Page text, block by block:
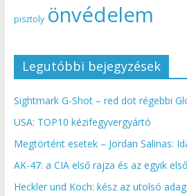
pisztoly önvédelem
Legutóbbi bejegyzések
Sightmark G-Shot – red dot régebbi
USA: TOP10 kézifegyvergyártó
Megtörtént esetek – Jordan Salinas:
AK-47: a CIA első rajza és az egyik
Heckler und Koch: kész az utolsó